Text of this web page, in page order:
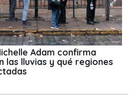
Adam confirma
las lluvias y qué regiones